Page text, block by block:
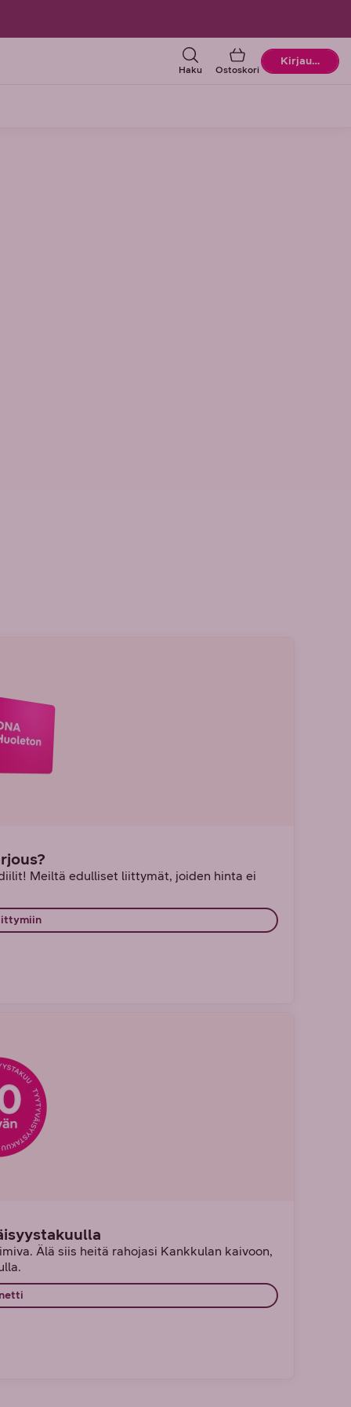
Haku Ostoskori
OstoskoriKirjaudu
Meiltä edulliset liittymät, joiden hinta ei
Älä siis heitä rahojasi Kankkulan kaivoon,